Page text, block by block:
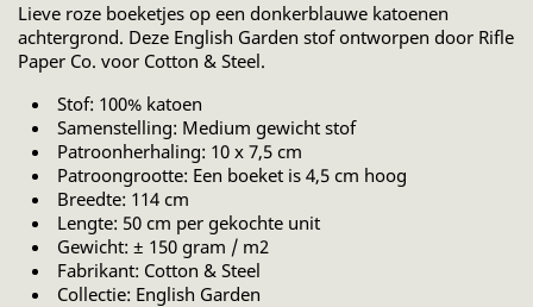
Lieve roze boeketjes op een donkerblauwe katoenen
achtergrond. Deze English Garden stof ontworpen door Rifle
Paper Co. voor Cotton & Steel.
Stof: 100% katoen
Samenstelling: Medium gewicht stof
Patroonherhaling: 10 x 7,5 cm
Patroongrootte: Een boeket is 4,5 cm hoog
Breedte: 114 cm
Lengte: 50 cm per gekochte unit
Gewicht: ± 150 gram / m2
Fabrikant: Cotton & Steel
Collectie: English Garden